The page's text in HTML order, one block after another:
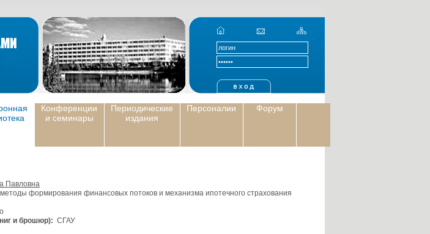
Конференции
и семинары
Периодические
издания
Персоналии Форум
Павловна
формирования финансовых потоков и механизма ипотечного страхования
и брошюр): СГАУ